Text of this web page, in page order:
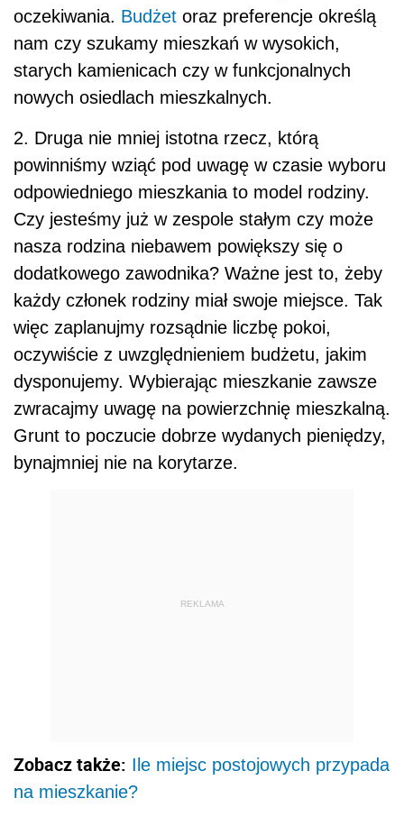
oczekiwania. Budżet oraz preferencje określą
nam czy szukamy mieszkań w wysokich,
starych kamienicach czy w funkcjonalnych
nowych osiedlach mieszkalnych.
2. Druga nie mniej istotna rzecz, którą
powinniśmy wziąć pod uwagę w czasie wyboru
odpowiedniego mieszkania to model rodziny.
Czy jesteśmy już w zespole stałym czy może
nasza rodzina niebawem powiększy się o
dodatkowego zawodnika? Ważne jest to, żeby
każdy członek rodziny miał swoje miejsce. Tak
więc zaplanujmy rozsądnie liczbę pokoi,
oczywiście z uwzględnieniem budżetu, jakim
dysponujemy. Wybierając mieszkanie zawsze
zwracajmy uwagę na powierzchnię mieszkalną.
Grunt to poczucie dobrze wydanych pieniędzy,
bynajmniej nie na korytarze.
REKLAMA
Zobacz także: Ile miejsc postojowych przypada
na mieszkanie?